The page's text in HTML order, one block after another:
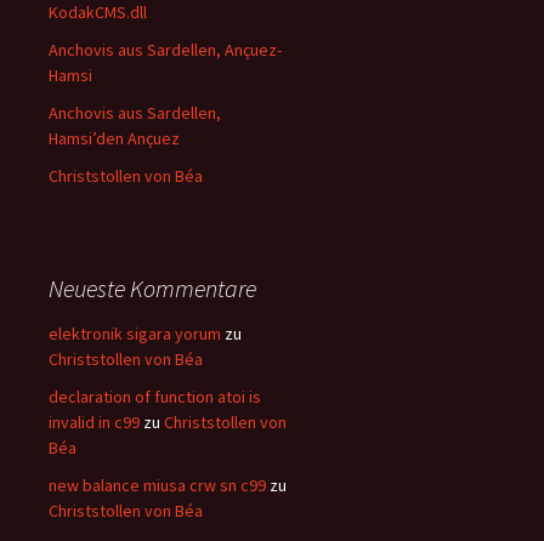
KodakCMS.dll
Anchovis aus Sardellen, Ançuez-
Hamsi
Anchovis aus Sardellen,
Hamsi’den Ançuez
Christstollen von Béa
Neueste Kommentare
elektronik sigara yorum zu
Christstollen von Béa
declaration of function atoi is
invalid in c99 zu Christstollen von
Béa
new balance miusa crw sn c99 zu
Christstollen von Béa